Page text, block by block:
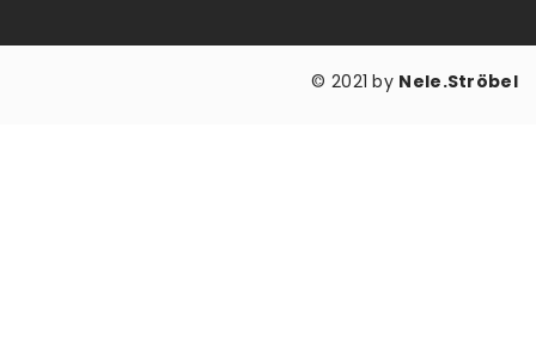
© 2021 by Nele.Ströbel